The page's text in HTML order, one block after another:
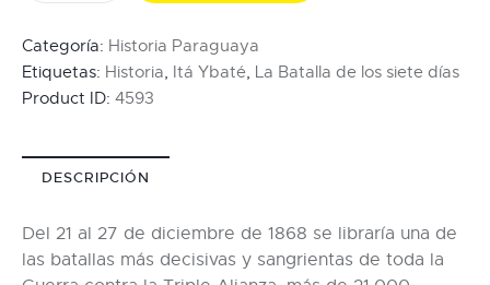
Categoría: Historia Paraguaya
Etiquetas: Historia, Itá Ybaté, La Batalla de los siete días
Product ID: 4593
DESCRIPCIÓN
Del 21 al 27 de diciembre de 1868 se libraría una de
las batallas más decisivas y sangrientas de toda la